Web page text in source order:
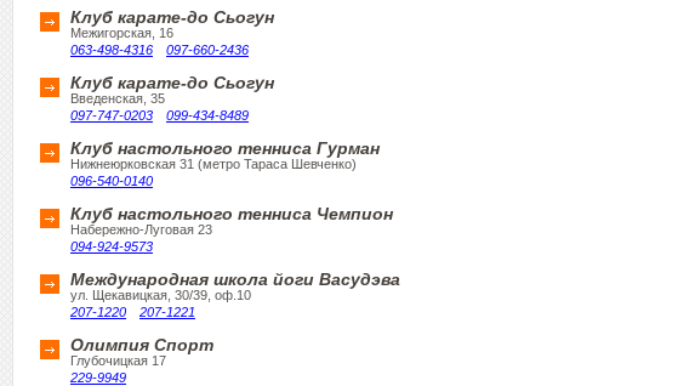
Клуб карате-до Сьогун
Межигорская, 16
063-498-4316
097-660-2436
Клуб карате-до Сьогун
Введенская, 35
097-747-0203
099-434-8489
Клуб настольного тенниса Гурман
Нижнеюрковская 31 (метро Тараса Шевченко)
096-540-0140
Клуб настольного тенниса Чемпион
Набережно-Луговая 23
094-924-9573
Международная школа йоги Васудэва
ул. Щекавицкая, 30/39, оф.10
207-1220
207-1221
Олимпия Спорт
Глубочицкая 17
229-9949